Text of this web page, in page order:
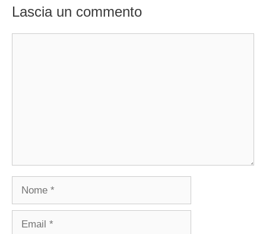
Lascia un commento
Nome
Email